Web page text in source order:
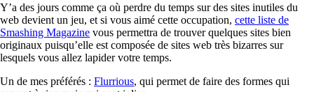
Y’a des jours comme ça où perdre du temps sur des sites inutiles du
web devient un jeu, et si vous aimé cette occupation, cette liste de
Smashing Magazine vous permettra de trouver quelques sites bien
originaux puisqu’elle est composée de sites web très bizarres sur
lesquels vous allez lapider votre temps.
Un de mes préférés : Flurrious, qui permet de faire des formes qui